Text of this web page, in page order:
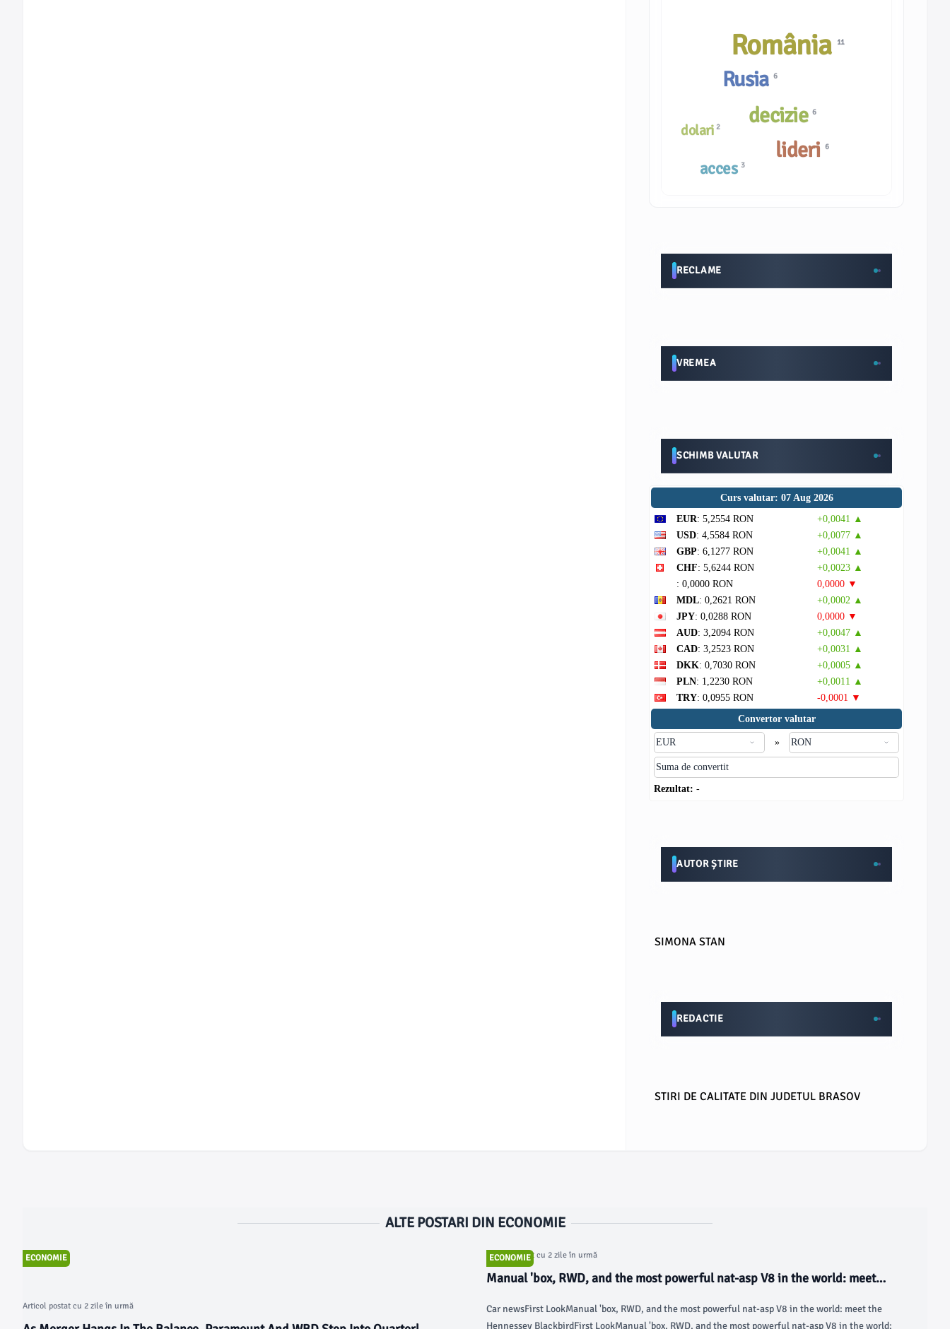
decizie 6
dolari 2
România 11
acces 3
Rusia 6
lideri 6
RECLAME
VREMEA
SCHIMB VALUTAR
Curs valutar: 07 Aug 2026
EUR: 5,2554 RON
+0,0041 ▲
USD: 4,5584 RON
+0,0077 ▲
GBP: 6,1277 RON
+0,0041 ▲
CHF: 5,6244 RON
+0,0023 ▲
: 0,0000 RON
0,0000 ▼
MDL: 0,2621 RON
+0,0002 ▲
JPY: 0,0288 RON
0,0000 ▼
AUD: 3,2094 RON
+0,0047 ▲
CAD: 3,2523 RON
+0,0031 ▲
DKK: 0,7030 RON
+0,0005 ▲
PLN: 1,2230 RON
+0,0011 ▲
TRY: 0,0955 RON
-0,0001 ▼
Convertor valutar
»
Rezultat: -
AUTOR ȘTIRE
SIMONA STAN
REDACTIE
STIRI DE CALITATE DIN JUDETUL BRASOV
ALTE POSTARI DIN ECONOMIE
ECONOMIE
Articol postat cu 2 zile în urmă
ECONOMIE
Articol postat cu 2 zile în urmă
Manual 'box, RWD, and the most powerful nat-asp V8 in the world: meet
Car newsFirst LookManual 'box, RWD, and the most powerful nat-asp V8 in the world: meet the
Hennessey BlackbirdFirst LookManual 'box, RWD, and the most powerful nat-asp V8 in the world: